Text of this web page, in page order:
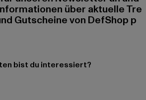
über aktuelle Tre
Gutscheine von DefShop p
bist du interessiert?